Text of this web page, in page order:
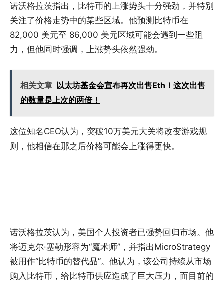
诺沃格拉茨指出，比特币的上涨势头十分强劲，并特别
关注了价格走势中的某些区域。他预测比特币在
82,000 美元至 86,000 美元区域可能会遇到一些阻
力，但他同时强调，上涨势头依然强劲。
相关文章 以太坊基金会宣布再次出售Eth！这次出售
的数量是上次的两倍！
这位知名CEO认为，突破10万美元大关将改变游戏规
则，他相信在那之后价格可能会上涨得更快。
诺沃格拉茨认为，美国个人投资者已强势回归市场。他
将迈克尔·塞勒形容为“魔术师”，并指出MicroStrategy
被用作“比特币的替代品”。他认为，该公司持续从市场
购入比特币，给比特币供应造成了巨大压力，而目前的